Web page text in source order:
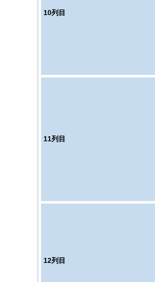
10列目
11列目
12列目